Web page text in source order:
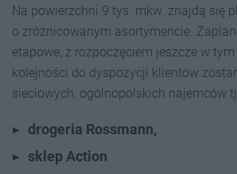
Na powierzchni 9 tys. mkw. znajdą się
o zróżnicowanym asortymencie.
etapowe, z rozpoczęciem jeszcze w
kolejności do dyspozycji klientów
sieciowych, ogólnopolskich najemców
drogeria Rossmann,
sklep Action